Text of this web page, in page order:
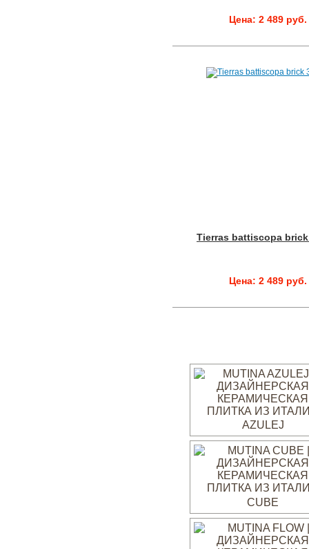
Цена: 2 489 руб.
Tierras battiscopa brick
Цена: 2 489 руб.
AZULEJ
CUBE